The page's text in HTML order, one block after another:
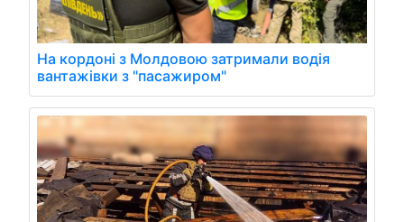
На кордоні з Молдовою затримали водія
вантажівки з "пасажиром"